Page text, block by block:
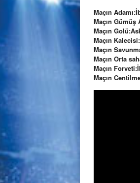
Maçın
Maçın Gümüş
Maçın
Maçın
Maçın
Maçın Orta
Maçın
Maçın